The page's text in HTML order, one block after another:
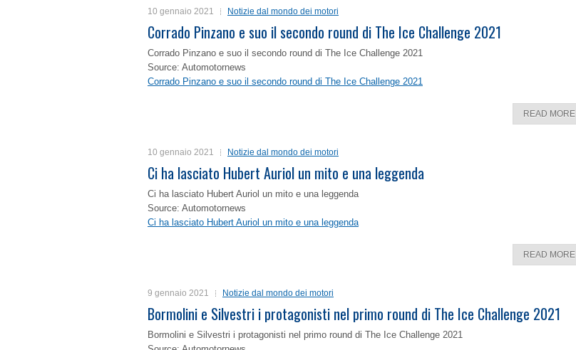
10 gennaio 2021 Notizie dal mondo dei motori
Corrado Pinzano e suo il secondo round di The Ice Challenge 2021
Corrado Pinzano e suo il secondo round di The Ice Challenge 2021
Source: Automotornews
Corrado Pinzano e suo il secondo round di The Ice Challenge 2021
READ MORE
10 gennaio 2021 Notizie dal mondo dei motori
Ci ha lasciato Hubert Auriol un mito e una leggenda
Ci ha lasciato Hubert Auriol un mito e una leggenda
Source: Automotornews
Ci ha lasciato Hubert Auriol un mito e una leggenda
READ MORE
9 gennaio 2021 Notizie dal mondo dei motori
Bormolini e Silvestri i protagonisti nel primo round di The Ice Challenge 2021
Bormolini e Silvestri i protagonisti nel primo round di The Ice Challenge 2021